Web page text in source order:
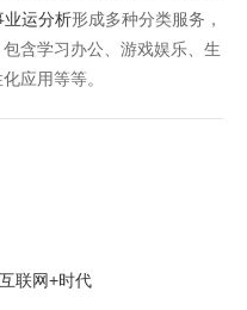
业运分析形成多种分类服务，
含学习办公、游戏娱乐、生
应用等等。
联网+时代